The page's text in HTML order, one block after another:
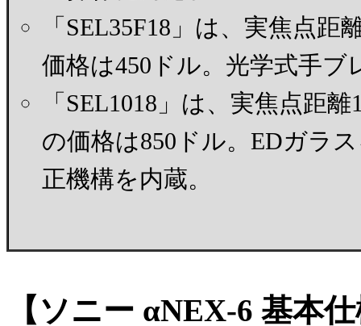
「SEL35F18」は、実焦点
価格は450ドル。光学式手ブ
「SEL1018」は、実焦点距
の価格は850ドル。EDガラ
正機構を内蔵。
【ソニー αNEX-6 基本